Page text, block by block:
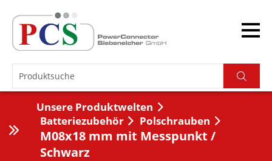
Unsere Produktwelten
Batteriezubehör
Polschrauben
M08x18 mm mit Messpunkt /
Schwarz